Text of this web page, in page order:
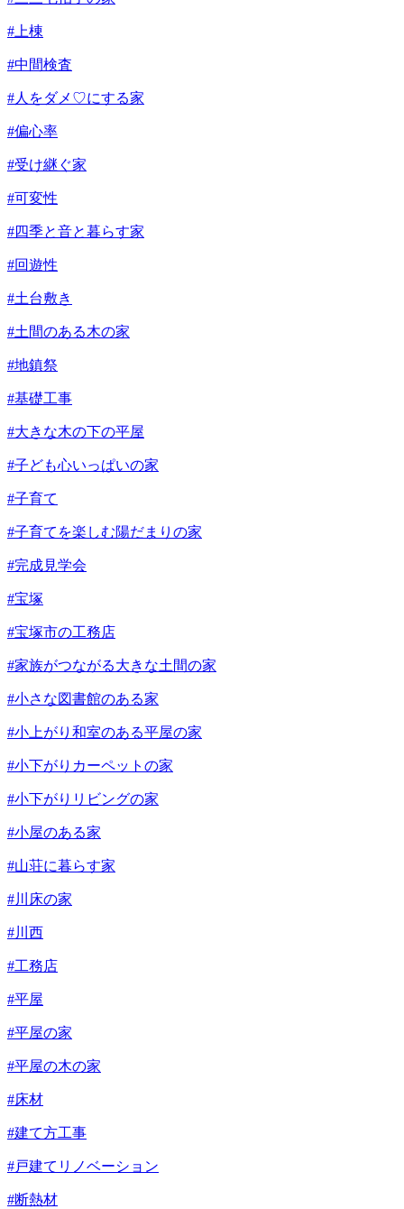
#上棟
#中間検査
#人をダメ♡にする家
#偏心率
#受け継ぐ家
#可変性
#四季と音と暮らす家
#回遊性
#土台敷き
#土間のある木の家
#地鎮祭
#基礎工事
#大きな木の下の平屋
#子ども心いっぱいの家
#子育て
#子育てを楽しむ陽だまりの家
#完成見学会
#宝塚
#宝塚市の工務店
#家族がつながる大きな土間の家
#小さな図書館のある家
#小上がり和室のある平屋の家
#小下がりカーペットの家
#小下がりリビングの家
#小屋のある家
#山荘に暮らす家
#川床の家
#川西
#工務店
#平屋
#平屋の家
#平屋の木の家
#床材
#建て方工事
#戸建てリノベーション
#断熱材